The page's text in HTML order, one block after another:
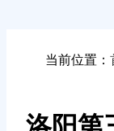
当前位置：